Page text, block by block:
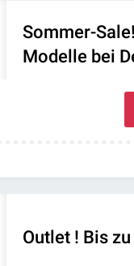
Sommer-
Modelle bei
Outlet ! Bis